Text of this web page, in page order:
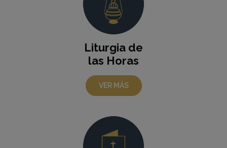
Liturgia de
las Horas
VER MÁS